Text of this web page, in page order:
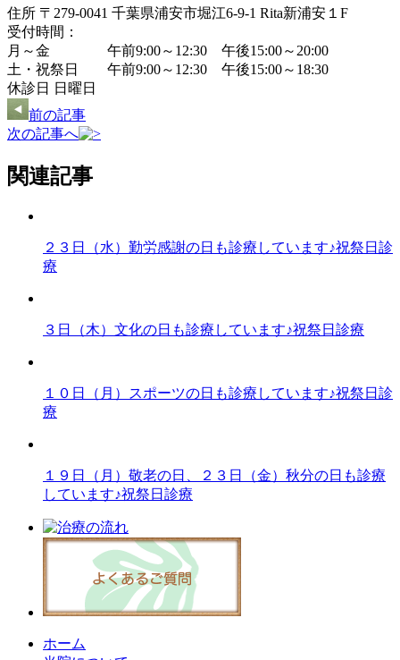
住所 〒279-0041 千葉県浦安市堀江6-9-1 Rita新浦安１F
受付時間：
月～金 午前9:00～12:30 午後15:00～20:00
土・祝祭日 午前9:00～12:30 午後15:00～18:30
休診日 日曜日
前の記事
次の記事へ
関連記事
２３日（水）勤労感謝の日も診療しています♪祝祭日診
療
３日（木）文化の日も診療しています♪祝祭日診療
１０日（月）スポーツの日も診療しています♪祝祭日診
療
１９日（月）敬老の日、２３日（金）秋分の日も診療
しています♪祝祭日診療
ホーム